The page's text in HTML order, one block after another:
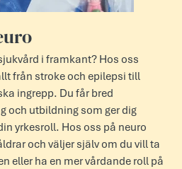
i framkant? Hos oss
från stroke och epilepsi till
ingrepp. Du får bred
och utbildning som ger dig
yrkesroll. Hos oss på neuro
och välj­er själv om du vill ta
eller ha en mer vård­an­de roll på